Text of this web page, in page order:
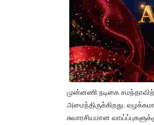
முன்னணி நடிகை
அமைந்திருக்கிறது.
சுவாரசியமான